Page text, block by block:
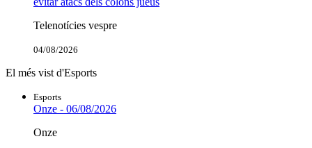
Telenotícies vespre
04/08/2026
El més vist d'Esports
Esports
Onze - 06/08/2026
Onze